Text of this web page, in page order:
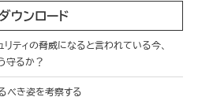
ウンロード
ティの脅威になると言われている今、
守るか？
べき姿を考察する